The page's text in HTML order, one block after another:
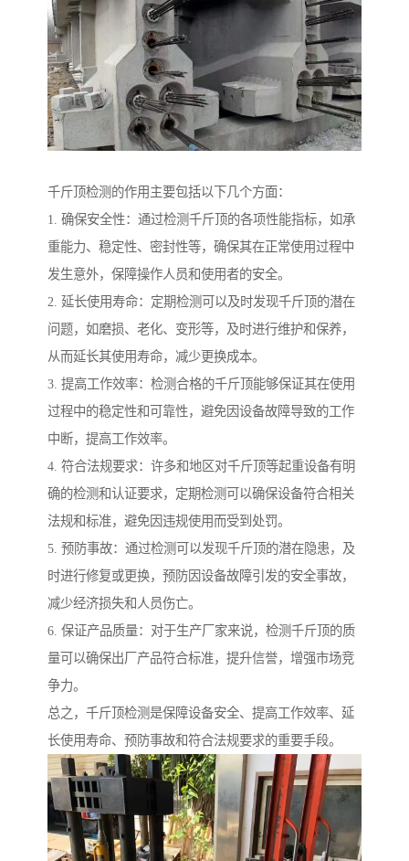
千斤顶检测的作用主要包括以下几个方面：
1. 确保安全性：通过检测千斤顶的各项性能指标，如承
重能力、稳定性、密封性等，确保其在正常使用过程中
发生意外，保障操作人员和使用者的安全。
2. 延长使用寿命：定期检测可以及时发现千斤顶的潜在
问题，如磨损、老化、变形等，及时进行维护和保养，
从而延长其使用寿命，减少更换成本。
3. 提高工作效率：检测合格的千斤顶能够保证其在使用
过程中的稳定性和可靠性，避免因设备故障导致的工作
中断，提高工作效率。
4. 符合法规要求：许多和地区对千斤顶等起重设备有明
确的检测和认证要求，定期检测可以确保设备符合相关
法规和标准，避免因违规使用而受到处罚。
5. 预防事故：通过检测可以发现千斤顶的潜在隐患，及
时进行修复或更换，预防因设备故障引发的安全事故，
减少经济损失和人员伤亡。
6. 保证产品质量：对于生产厂家来说，检测千斤顶的质
量可以确保出厂产品符合标准，提升信誉，增强市场竞
争力。
总之，千斤顶检测是保障设备安全、提高工作效率、延
长使用寿命、预防事故和符合法规要求的重要手段。